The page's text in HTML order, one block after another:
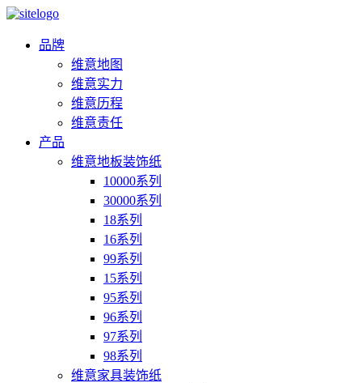
品牌
维意地图
维意实力
维意历程
维意责任
产品
维意地板装饰纸
10000系列
30000系列
18系列
16系列
99系列
15系列
95系列
96系列
97系列
98系列
维意家具装饰纸